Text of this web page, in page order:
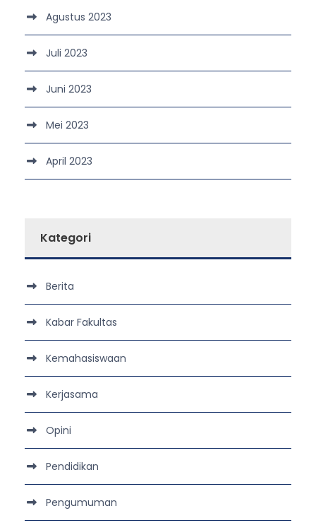
Agustus 2023
Juli 2023
Juni 2023
Mei 2023
April 2023
Kategori
Berita
Kabar Fakultas
Kemahasiswaan
Kerjasama
Opini
Pendidikan
Pengumuman